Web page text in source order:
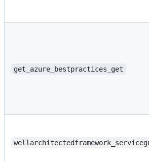
get_azure_bestpractices_get